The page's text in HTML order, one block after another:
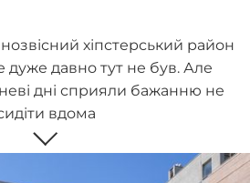
хіпстерський район
дуже давно тут не був. Але
дні сприяли бажанню не
вдома